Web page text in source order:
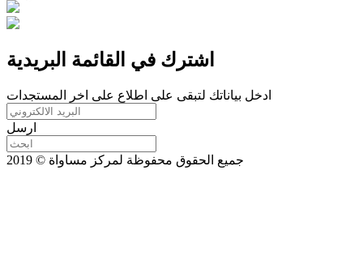
اشترك في القائمة البريدية
ادخل بياناتك لتبقى على اطلاع على اخر المستجدات
ارسل
جميع الحقوق محفوظة لمركز مساواة © 2019